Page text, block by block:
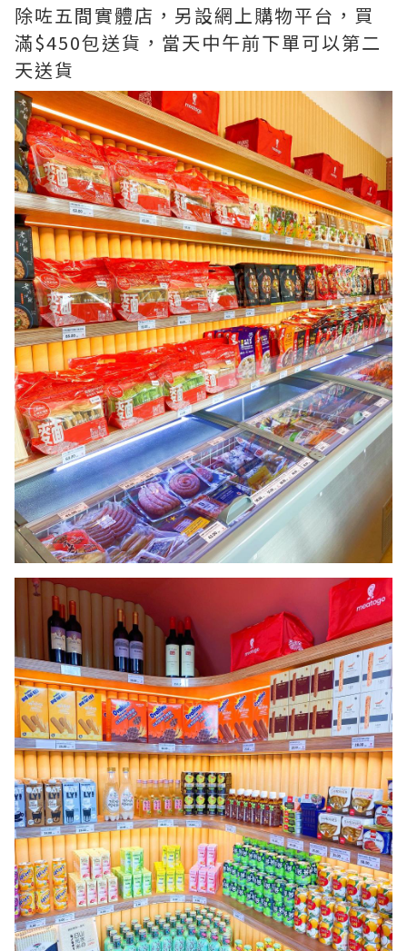
除咗五間實體店，另設網上購物平台，買
滿$450包送貨，當天中午前下單可以第二
天送貨